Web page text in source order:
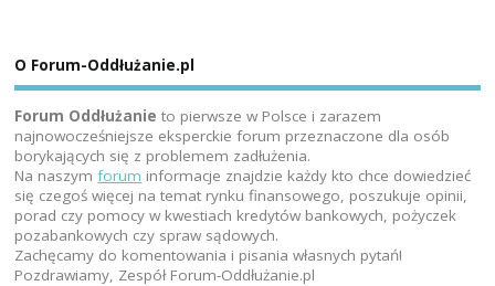
O Forum-Oddłużanie.pl
Forum Oddłużanie to pierwsze w Polsce i zarazem
najnowocześniejsze eksperckie forum przeznaczone dla osób
borykających się z problemem zadłużenia.
Na naszymforum informacje znajdzie każdy kto chce dowiedzieć
się czegoś więcej na temat rynku finansowego, poszukuje opinii,
porad czy pomocy w kwestiach kredytów bankowych, pożyczek
pozabankowych czy spraw sądowych.
Zachęcamy do komentowania i pisania własnych pytań!
Pozdrawiamy, Zespół Forum-Oddłużanie.pl